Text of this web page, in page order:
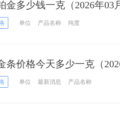
金多少钱一克（2026年03
单位 产品名称 纯度
条价格今天多少一克（
单位 最新消息 产品名称